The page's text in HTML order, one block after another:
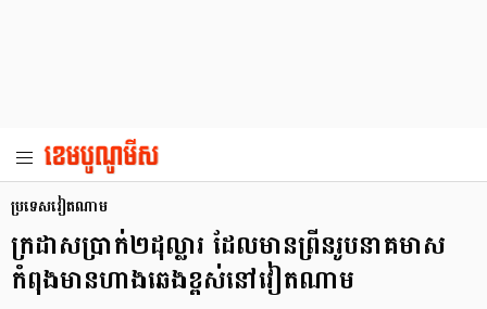
ប្រទេសវៀតណាម
ក្រដាសប្រាក់២ដុល្លារ ដែលមានព្រីនរូបនាគមាស
កំពុងមានហាងឆេងខ្ពស់នៅវៀតណាម